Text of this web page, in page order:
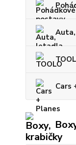
Cars